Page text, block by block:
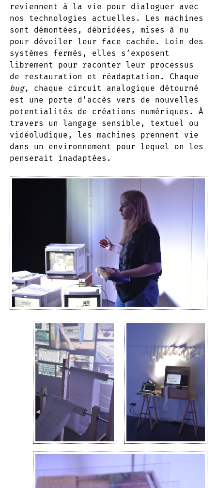
reviennent à la vie pour dialoguer avec
nos technologies actuelles. Les machines
sont démontées, débridées, mises à nu
pour dévoiler leur face cachée. Loin des
systèmes fermés, elles s’exposent
librement pour raconter leur processus
de restauration et réadaptation. Chaque
bug,
chaque circuit analogique détourné
est une porte d’accès vers de nouvelles
potentialités de créations numériques. À
travers un langage sensible, textuel ou
vidéoludique, les machines prennent vie
dans un environnement pour lequel on les
penserait inadaptées.